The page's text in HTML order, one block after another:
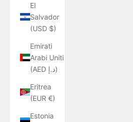
El
Salvador
(USD $)
Emirati
Arabi Uniti
(AED د.إ)
Eritrea
(EUR €)
Estonia